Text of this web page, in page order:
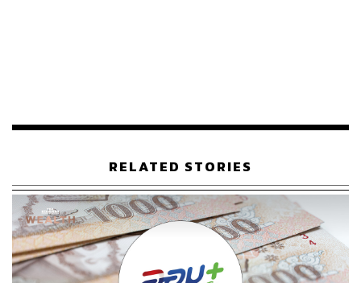
หลายประเทศก็ยังติดอยู่กับความพยายามที่จะชดเชยราคา
ทั้งนี้ ในการประชุมครั้งนี้ ดร. เอกนิติ นั่งเป็นประธาน โดยมีผู้
บริหารกระทรวงการคลัง และผู้แทนหน่วยงานที่เกี่ยวข้อง
ร่วมการประชุม
RELATED STORIES